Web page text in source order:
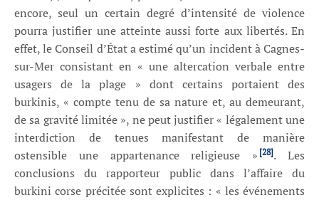
encore, seul un certain degré d’intensité de violence
pourra justifier une atteinte aussi forte aux libertés. En
effet, le Conseil d’État a estimé qu’un incident à Cagnes-
sur-Mer consistant en « une altercation verbale entre
usagers de la plage » dont certains portaient des
burkinis, « compte tenu de sa nature et, au demeurant,
de sa gravité limitée », ne peut justifier « légalement une
interdiction de tenues manifestant de manière
ostensible une appartenance religieuse » [28]. Les
conclusions du rapporteur public dans l’affaire du
burkini corse précitée sont explicites : « les événements